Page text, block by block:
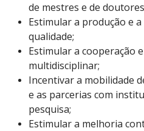
de mestres e de
Estimular a produção e
qualidade;
Estimular a cooperação
multidisciplinar;
Incentivar a mobilidade
e as parcerias com
pesquisa;
Estimular a melhoria